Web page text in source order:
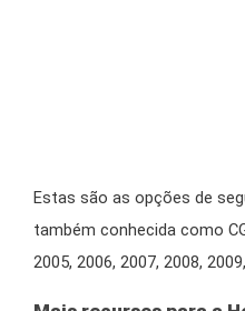
Estas são as opções de
também conhecida como
2005, 2006, 2007, 2008,